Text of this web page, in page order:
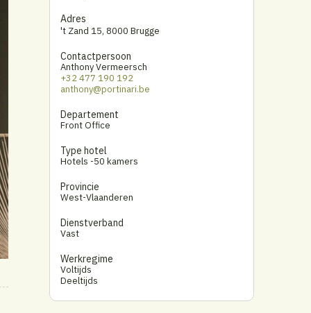
Adres
't Zand 15, 8000 Brugge
Contactpersoon
Anthony Vermeersch
+32 477 190 192
anthony@portinari.be
Departement
Front Office
Type hotel
Hotels -50 kamers
Provincie
West-Vlaanderen
Dienstverband
Vast
Werkregime
Voltijds
Deeltijds